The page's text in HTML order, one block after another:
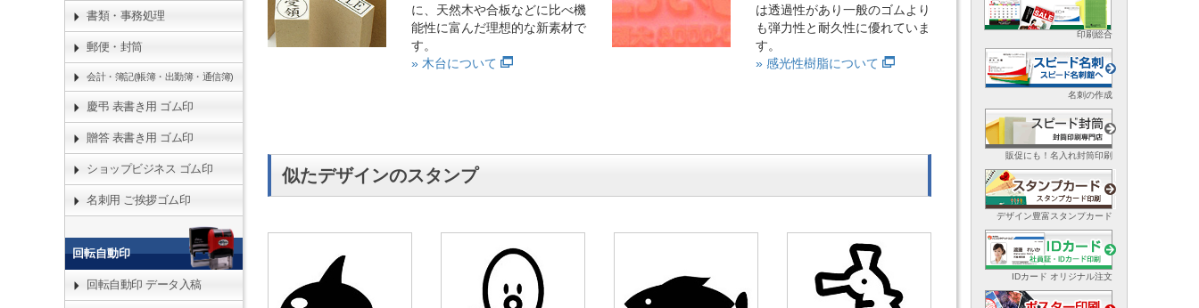
に、天然木や合板などに比べ機
能性に富んだ理想的な新素材で
す。
» 木台について
は透過性があり一般のゴムより
も弾力性と耐久性に優れていま
す。
» 感光性樹脂について
似たデザインのスタンプ
書類・事務処理
郵便・封筒
会計・簿記(帳簿・出勤簿・通信簿)
慶弔 表書き用 ゴム印
贈答 表書き用 ゴム印
ショップビジネス ゴム印
名刺用 ご挨拶ゴム印
回転自動印
回転自動印 データ入稿
印刷総合
名刺の作成
販促にも！名入れ封筒印刷
デザイン豊富スタンプカード
IDカード オリジナル注文